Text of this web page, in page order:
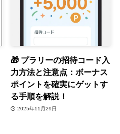
🎁 プラリーの招待コード入
力方法と注意点：ボーナス
ポイントを確実にゲットす
る手順を解説！
2025年11月29日